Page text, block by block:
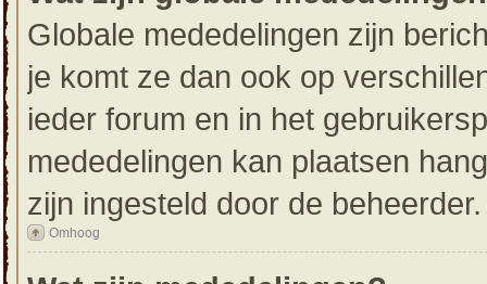
Globale mededelingen zijn
je komt ze dan ook op
ieder forum en in het
mededelingen kan plaatsen
zijn ingesteld door de beheerder.
Omhoog